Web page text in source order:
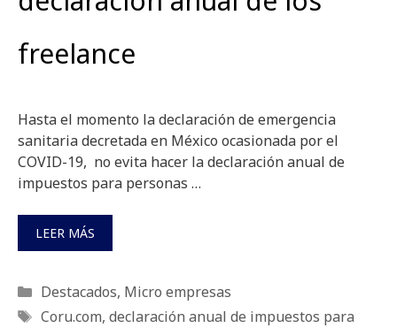
freelance
Hasta el momento la declaración de emergencia
sanitaria decretada en México ocasionada por el
COVID-19, no evita hacer la declaración anual de
impuestos para personas …
LEER MÁS
Categorías
Destacados, Micro empresas
Etiquetas
Coru.com, declaración anual de impuestos para